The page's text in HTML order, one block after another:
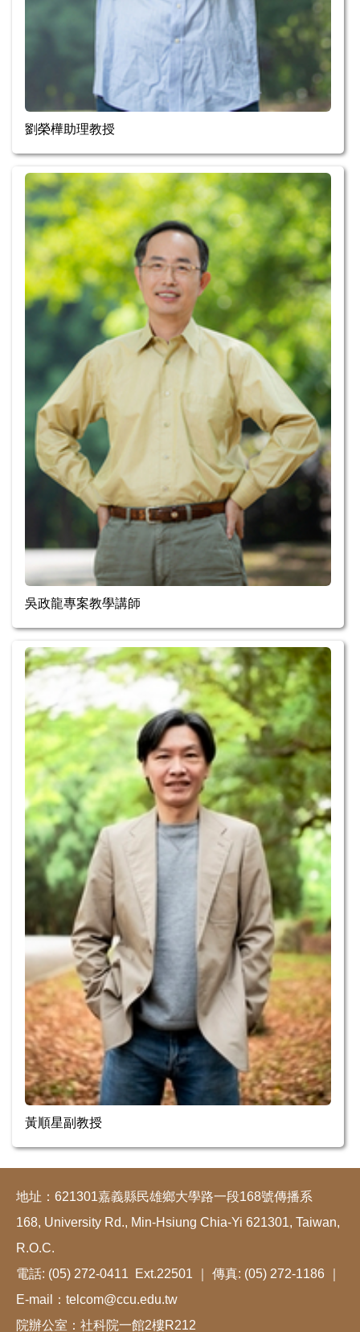
劉榮樺助理教授
吳政龍專案教學講師
黃順星副教授
地址：621301嘉義縣民雄鄉大學路一段168號傳播系
168, University Rd., Min-Hsiung Chia-Yi 621301, Taiwan,
R.O.C.
電話: (05) 272-0411 Ext.22501 ｜ 傳真: (05) 272-1186 ｜
E-mail：telcom@ccu.edu.tw
院辦公室：社科院一館2樓R212